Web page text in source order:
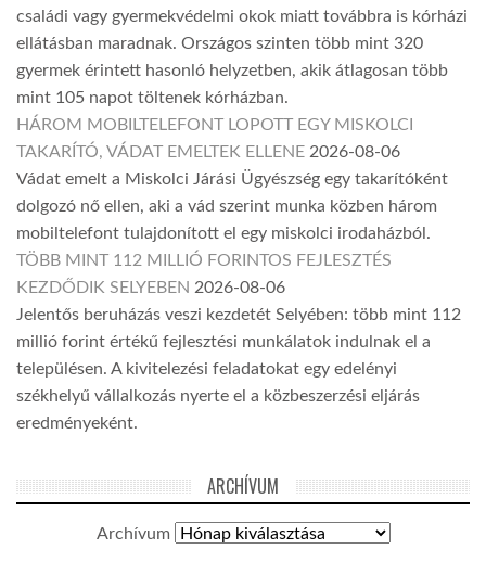
családi vagy gyermekvédelmi okok miatt továbbra is kórházi
ellátásban maradnak. Országos szinten több mint 320
gyermek érintett hasonló helyzetben, akik átlagosan több
mint 105 napot töltenek kórházban.
HÁROM MOBILTELEFONT LOPOTT EGY MISKOLCI
TAKARÍTÓ, VÁDAT EMELTEK ELLENE 2026-08-06
Vádat emelt a Miskolci Járási Ügyészség egy takarítóként
dolgozó nő ellen, aki a vád szerint munka közben három
mobiltelefont tulajdonított el egy miskolci irodaházból.
TÖBB MINT 112 MILLIÓ FORINTOS FEJLESZTÉS
KEZDŐDIK SELYEBEN 2026-08-06
Jelentős beruházás veszi kezdetét Selyében: több mint 112
millió forint értékű fejlesztési munkálatok indulnak el a
településen. A kivitelezési feladatokat egy edelényi
székhelyű vállalkozás nyerte el a közbeszerzési eljárás
eredményeként.
ARCHÍVUM
Archívum